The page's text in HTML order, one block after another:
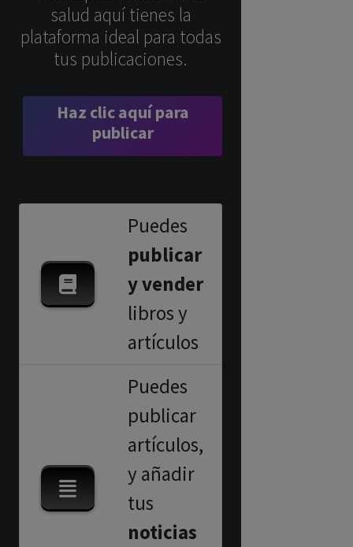
salud aquí tienes la
plataforma ideal para todas
tus publicaciones.
Haz clic aquí para
publicar
Puedes
publicar
y vender
libros y
artículos
Puedes
publicar
artículos,
y añadir
tus
noticias